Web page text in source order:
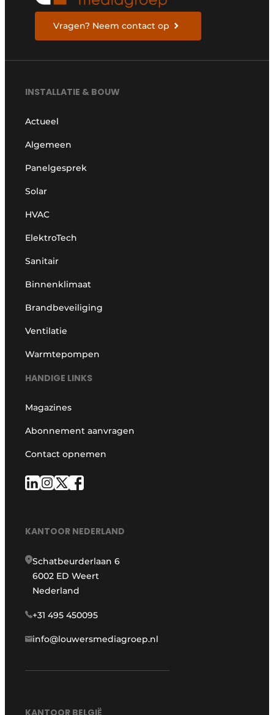
Vragen? Neem contact op
INSTALLATIE & BOUW
Actueel
Algemeen
Panelgesprek
Solar
HVAC
ElektroTech
Sanitair
Binnenklimaat
Brandbeveiliging
Ventilatie
Warmtepompen
HANDIGE LINKS
Magazines
Abonnement aanvragen
Contact opnemen
KANTOOR NEDERLAND
Schatbeurderlaan 6
6002 ED Weert
Nederland
+31 495 450095
info@louwersmediagroep.nl
KANTOOR BELGIË